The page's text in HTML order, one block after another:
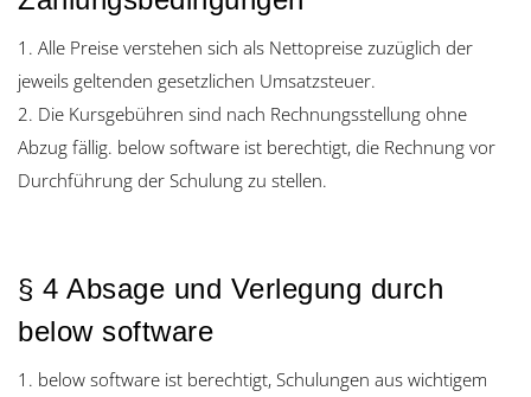
1. Alle Preise verstehen sich als Nettopreise zuzüglich der
jeweils geltenden gesetzlichen Umsatzsteuer.
2. Die Kursgebühren sind nach Rechnungsstellung ohne
Abzug fällig. below software ist berechtigt, die Rechnung vor
Durchführung der Schulung zu stellen.
§ 4 Absage und Verlegung durch
below software
1. below software ist berechtigt, Schulungen aus wichtigem